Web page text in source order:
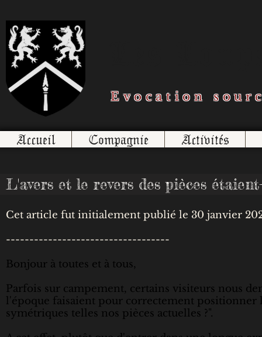
Evocation
Accueil Compagnie Activités
L'avers et le revers des pièces
Cet article fut initialement publié le 30 janvier
-----------------------------------
Bonjour à toutes et à tous,
Parfois sur campement, certains visiteurs nous
l'époque faisaient pour correctement
symétriques telles nos pièces actuelles ?".